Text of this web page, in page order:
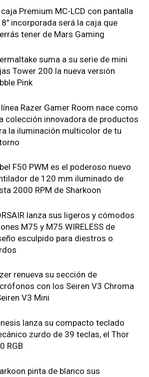
caja Premium MC-LCD con pantalla
8″ incorporada será la caja que
tener de Mars Gaming
suma a su serie de mini
Tower 200 la nueva versión
Pink
línea Razer Gamer Room nace como
colección innovadora de productos
la iluminación multicolor de tu
F50 PWM es el poderoso nuevo
de 120 mm iluminado de
2000 RPM de Sharkoon
lanza sus ligeros y cómodos
M75 y M75 WIRELESS de
esculpido para diestros o
renueva su sección de
con los Seiren V3 Chroma
V3 Mini
lanza su compacto teclado
zurdo de 39 teclas, el Thor
RGB
pinta de blanco sus